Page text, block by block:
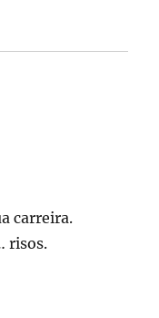
carreira.
risos.